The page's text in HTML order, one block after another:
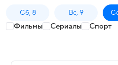
Сб, 8 Вс, 9
Фильмы Сериалы Спорт